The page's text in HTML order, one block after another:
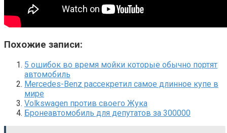
Похожие записи:
5 ошибок во время мойки которые обычно портят
автомобиль
Mercedes-Benz рассекретил самое длинное купе в
мире
Volkswagen против своего Жука
Бронеавтомобиль для депутатов за 300000